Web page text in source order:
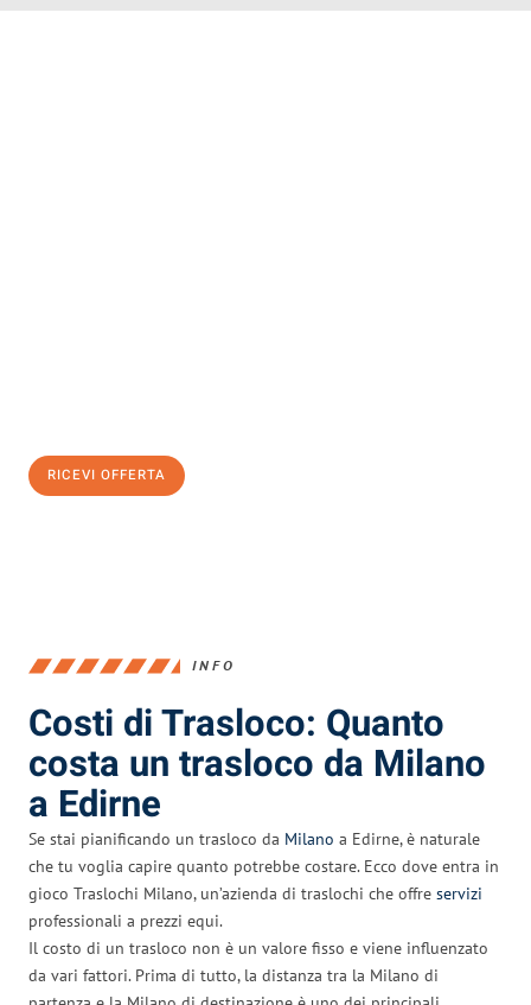
RICEVI OFFERTA
INFO
Costi di Trasloco: Quanto
costa un trasloco da Milano
a Edirne
Se stai pianificando un trasloco da Milano a Edirne, è naturale
che tu voglia capire quanto potrebbe costare. Ecco dove entra in
gioco Traslochi Milano, un’azienda di traslochi che offre servizi
professionali a prezzi equi.
Il costo di un trasloco non è un valore fisso e viene influenzato
da vari fattori. Prima di tutto, la distanza tra la Milano di